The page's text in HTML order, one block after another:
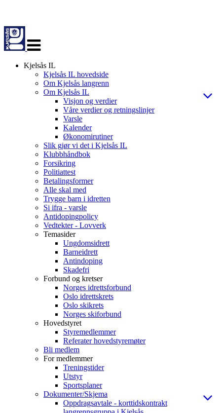
navigasjon
Kjelsås IL
Kjelsås IL hovedside
Om Kjelsås langrenn
Om Kjelsås IL
Visjon og verdier
Våre verdier og retningslinjer
Varsle
Kalender
Økonomirutiner
Slik gjør vi det i Kjelsås IL
Klubbhåndbok
Forsikring
Politiattest
Betalingsformer
Alle skal med
Trygge barn i idretten
Si ifra - varsle
Antidopingpolicy
Vedtekter - Lovverk
Temasider
Ungdomsidrett
Barneidrett
Antindoping
Skadefri
Forbund og kretser
Norges idrettsforbund
Oslo idrettskrets
Oslo skikrets
Norges skiforbund
Hovedstyret
Styremedlemmer
Referater hovedstyremøter
Bli medlem
For medlemmer
Treningstider
Utstyr
Sportsplaner
Dokumenter/Skjema
Oppdragsavtale - korttidskontrakt